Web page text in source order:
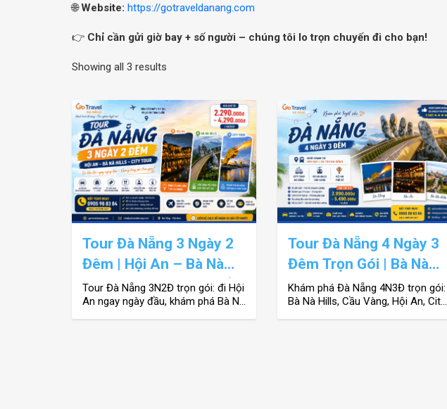
🌐Website: https://gotraveldanang.com
👉 Chỉ cần gửi giờ bay + số người – chúng tôi lo trọn chuyến đi cho bạn!
Showing all 3 results
latest
Tour Đà Nẵng 3 Ngày 2
Đêm | Hội An – Bà Nà
Hills – Trọn Gói Giá Tốt
Tour Đà Nẵng 3N2Đ trọn gói: đi Hội
An ngay ngày đầu, khám phá Bà Nà
Tour Đà Nẵng 4 Ngày 3
Đêm Trọn Gói | Bà Nà
Hills – Hội An – City
Tour | Giá Tốt
Khám phá Đà Nẵng 4N3Đ trọn gói:
Bà Nà Hills, Cầu Vàng, Hội An, City